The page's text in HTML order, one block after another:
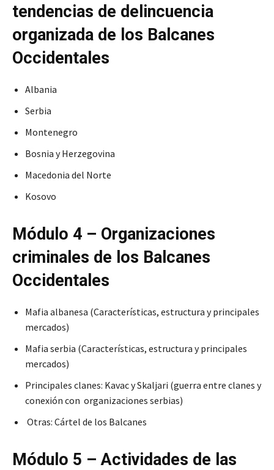
tendencias de delincuencia
organizada de los Balcanes
Occidentales
Albania
Serbia
Montenegro
Bosnia y Herzegovina
Macedonia del Norte
Kosovo
Módulo 4 – Organizaciones
criminales de los Balcanes
Occidentales
Mafia albanesa (Características, estructura y principales
mercados)
Mafia serbia (Características, estructura y principales
mercados)
Principales clanes: Kavac y Skaljari (guerra entre clanes y
conexión con organizaciones serbias)
Otras: Cártel de los Balcanes
Módulo 5 – Actividades de las